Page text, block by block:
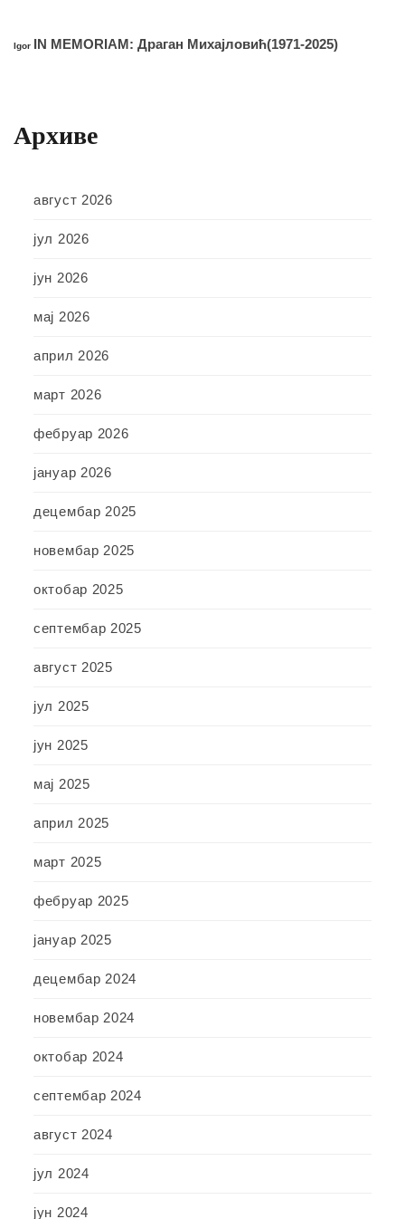
Igor IN MEMORIAM: Драган Михајловић(1971-2025)
Архиве
август 2026
јул 2026
јун 2026
мај 2026
април 2026
март 2026
фебруар 2026
јануар 2026
децембар 2025
новембар 2025
октобар 2025
септембар 2025
август 2025
јул 2025
јун 2025
мај 2025
април 2025
март 2025
фебруар 2025
јануар 2025
децембар 2024
новембар 2024
октобар 2024
септембар 2024
август 2024
јул 2024
јун 2024